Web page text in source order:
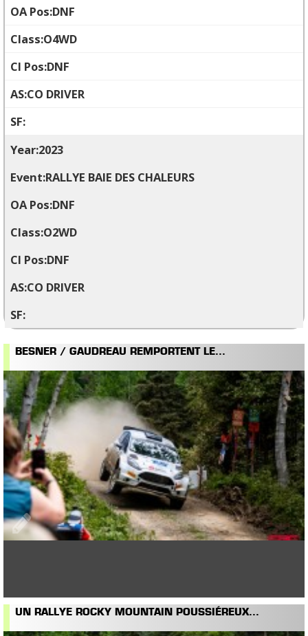
DNF
O4WD
DNF
CO DRIVER
2023
RALLYE BAIE DES CHALEURS
DNF
O2WD
DNF
CO DRIVER
BESNER / GAUDREAU REMPORTENT LE...
UN RALLYE ROCKY MOUNTAIN POUSSIÉREUX...